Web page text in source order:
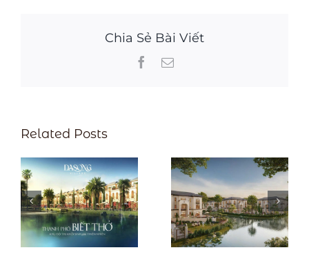
Chia Sẻ Bài Viết
Facebook
Email
Related Posts
Xu hướng săn
tìm bất động
sản “chữa
lành” tại
Dasong
Village Hoà
Dasong
Village đón
đầu làn sóng
hạ tầng giao
thông nghìn